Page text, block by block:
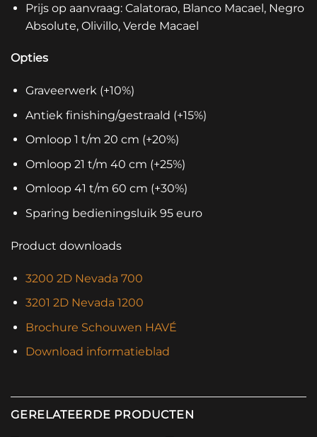
Prijs op aanvraag: Calatorao, Blanco Macael, Negro
Absolute, Olivillo, Verde Macael
Opties
Graveerwerk (+10%)
Antiek finishing/gestraald (+15%)
Omloop 1 t/m 20 cm (+20%)
Omloop 21 t/m 40 cm (+25%)
Omloop 41 t/m 60 cm (+30%)
Sparing bedieningsluik 95 euro
Product downloads
3200 2D Nevada 700
3201 2D Nevada 1200
Brochure Schouwen HAVÉ
Download informatieblad
GERELATEERDE PRODUCTEN